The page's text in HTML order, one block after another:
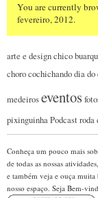
You are currently
fevereiro, 2012.
arte e designchico
chorocochichandodia do
medeiroseventos
pixinguinhaPodcastroda
Conheça um pouco mais
de todas as nossas
e também veja e ouça muita
nosso espaço. Seja Bem-